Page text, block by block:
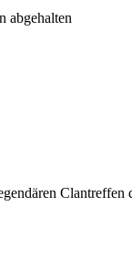
abgehalten
Clantreffen